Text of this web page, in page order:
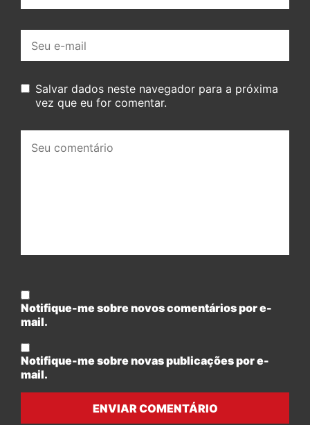
mail:
Salvar dados neste navegador para a próxima
vez que eu for comentar.
comentário:
Notifique-me sobre novos comentários por e-
mail.
Notifique-me sobre novas publicações por e-
mail.
ENVIAR COMENTÁRIO